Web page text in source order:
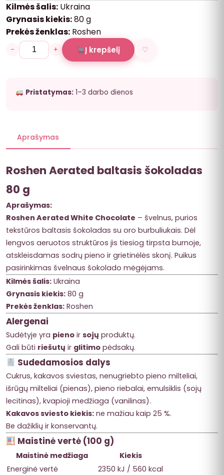
Kilmės šalis: Ukraina
Grynasis kiekis:80 g
Prekės ženklas: Roshen
− + Į krepšelį ♡
Pristatymas:1–3 darbo dienos
Aprašymas
Roshen Aerated baltasis šokoladas
80 g
Aprašymas:
Roshen Aerated White Chocolate – švelnus, purios
tekstūros baltasis šokoladas su oro burbuliukais. Dėl
lengvos aeruotos struktūros jis tiesiog tirpsta burnoje,
atskleisdamas sodrų pieno ir grietinėlės skonį. Puikus
pasirinkimas švelnaus šokolado mėgėjams.
Kilmės šalis: Ukraina
Grynasis kiekis: 80 g
Prekės ženklas: Roshen
Alergenai
Sudėtyje yra pieno ir sojų produktų.
Gali būti riešutų ir glitimo pėdsakų.
Sudedamosios dalys
Cukrus, kakavos sviestas, nenugriebto pieno milteliai,
išrūgų milteliai (pienas), pieno riebalai, emulsiklis (sojų
lecitinas), kvapioji medžiaga (vanilinas).
Kakavos sviesto kiekis: ne mažiau kaip 25 %.
Be dažiklių ir konservantų.
Maistinė vertė (100 g)
Maistinė medžiaga
Kiekis
Energinė vertė
2350 kJ / 560 kcal